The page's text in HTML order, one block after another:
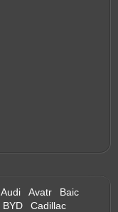
Audi Avatr
Baic
BYD
Cadillac